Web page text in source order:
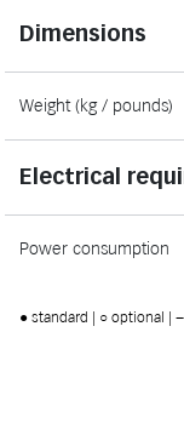
Dimensions
Weight (kg / pounds)
Electrical
Power consumption
● standard | ○ optional |